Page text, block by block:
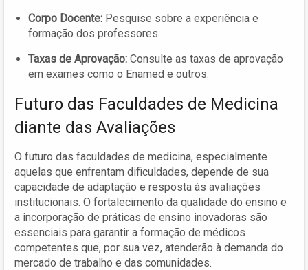
Corpo Docente: Pesquise sobre a experiência e
formação dos professores.
Taxas de Aprovação: Consulte as taxas de aprovação
em exames como o Enamed e outros.
Futuro das Faculdades de Medicina
diante das Avaliações
O futuro das faculdades de medicina, especialmente
aquelas que enfrentam dificuldades, depende de sua
capacidade de adaptação e resposta às avaliações
institucionais. O fortalecimento da qualidade do ensino e
a incorporação de práticas de ensino inovadoras são
essenciais para garantir a formação de médicos
competentes que, por sua vez, atenderão à demanda do
mercado de trabalho e das comunidades.